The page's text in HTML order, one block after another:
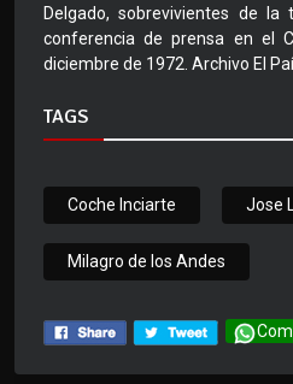
Delgado, sobrevivientes de
conferencia de prensa en el
diciembre de 1972. Archivo El
TAGS
Coche Inciarte Jose
Milagro de los Andes